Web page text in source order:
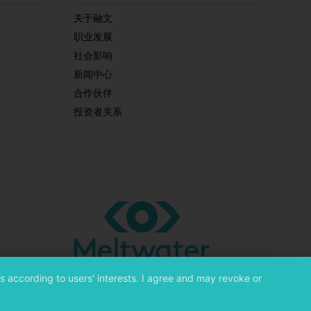
关于融文
职业发展
社会影响
新闻中心
合作伙伴
投资者关系
to users' interests. I agree and may revoke or